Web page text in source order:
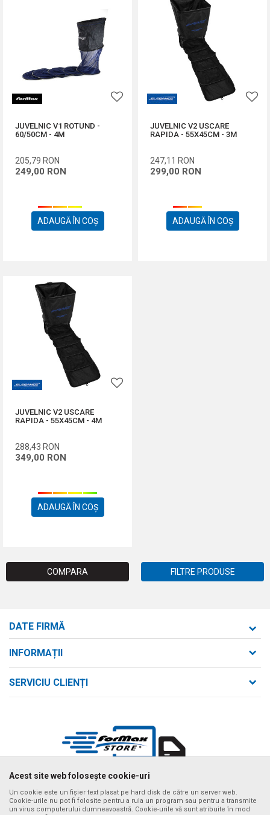
JUVELNIC V1 ROTUND -
60/50CM - 4M
205,79 RON
249,00 RON
ADAUGĂ ÎN COȘ
JUVELNIC V2 USCARE
RAPIDA - 55X45CM - 3M
247,11 RON
299,00 RON
ADAUGĂ ÎN COȘ
JUVELNIC V2 USCARE
RAPIDA - 55X45CM - 4M
288,43 RON
349,00 RON
ADAUGĂ ÎN COȘ
COMPARA FILTRE PRODUSE
DATE FIRMĂ
strada Bld. Mihai Viteazul nr. 169/B
birou@formaxstore.ro
Cont
Banca Comerciala Romana RO56RNCB0214115029790001
CIF
INFORMAȚII
SERVICIU CLIENȚI
Cum se achiziționează
Metode de plată
Termeni de livrare
Timpii de livrare cu vehiculul nostru
Ne străduim să fim cât mai preciși posibil în descrierile produselor,
Acest site web folosește cookie-uri
Un cookie este un fișier text plasat pe hard disk de către un server web.
Cookie-urile nu pot fi folosite pentru a rula un program sau pentru a transmite
un virus computerului dumneavoastră. Cookie-urile vă sunt atribuite în mod